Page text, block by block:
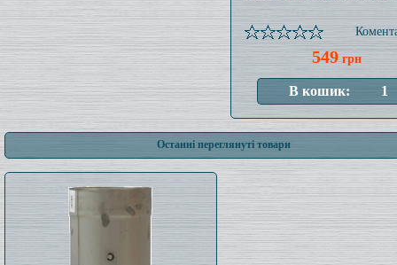
549 грн
Останні переглянуті товари